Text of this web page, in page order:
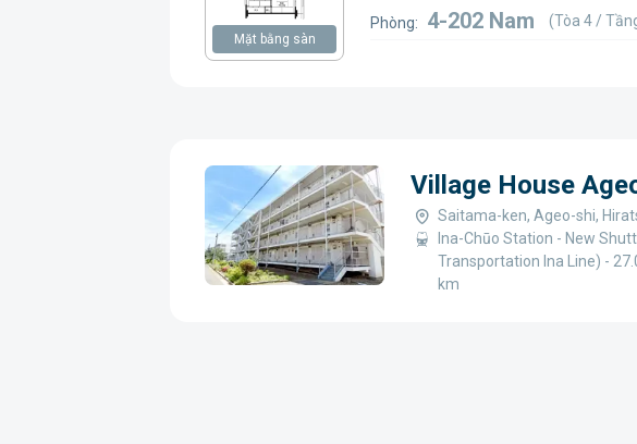
Mặt bằng sàn
Phòng: 4-202 Nam (Tòa 4 /
Village House
Saitama-ken, Ageo-shi,
Ina-Chūo Station - New
Transportation Ina Line) -
km